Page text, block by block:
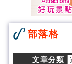
部落格
文章分類